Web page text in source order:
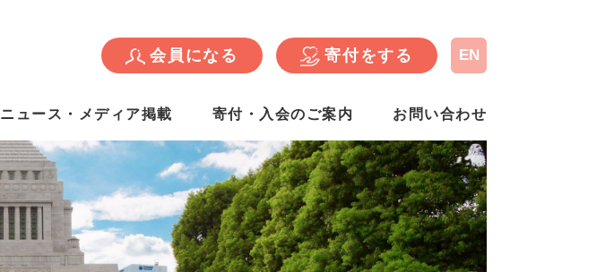
会員になる 寄付をする EN
ニュース・メディア掲載 寄付・入会のご案内 お問い合わせ